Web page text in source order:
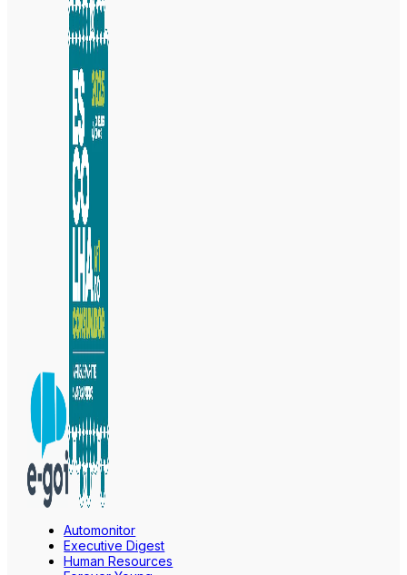
Automonitor
Executive Digest
Human Resources